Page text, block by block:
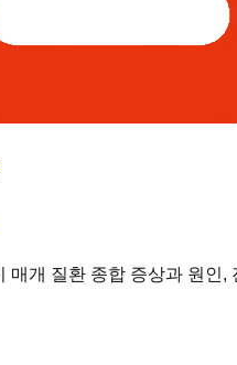
매개 질환 종합 증상과 원인,